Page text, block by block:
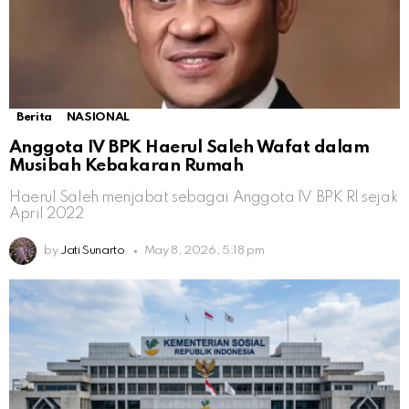
Berita NASIONAL
Anggota IV BPK Haerul Saleh Wafat dalam
Musibah Kebakaran Rumah
Haerul Saleh menjabat sebagai Anggota IV BPK RI sejak
April 2022
by Jati Sunarto May 8, 2026, 5:18 pm